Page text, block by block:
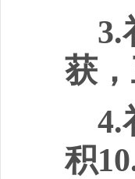
3.
获，
4.
积